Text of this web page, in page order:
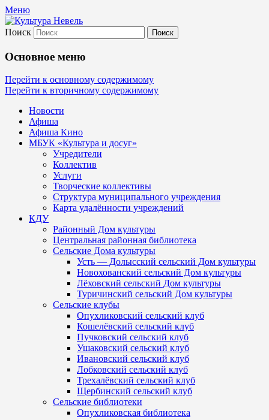
Меню
Культура Невель
МБУК Невельского района "Культура и
Поиск
Основное меню
Перейти к основному содержимому
Перейти к вторичному содержимому
Новости
Афиша
Афиша Кино
МБУК «Культура и досуг»
Учредители
Коллектив
Услуги
Творческие коллективы
Структура муниципального учреждения
Карта удалённости учреждений
КДУ
Районный Дом культуры
Центральная районная библиотека
Сельские Дома культуры
Усть — Долысский сельский Дом культуры
Новохованский сельский Дом культуры
Лёховский сельский Дом культуры
Туричинский сельский Дом культуры
Сельские клубы
Опухликовский сельский клуб
Кошелёвский сельский клуб
Пучковский сельский клуб
Ушаковский сельский клуб
Ивановский сельский клуб
Лобковский сельский клуб
Трехалёвский сельский клуб
Щербинский сельский клуб
Сельские библиотеки
Опухликовская библиотека